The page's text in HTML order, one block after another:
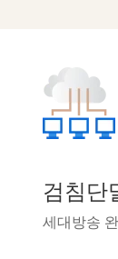
검침단
세대방송